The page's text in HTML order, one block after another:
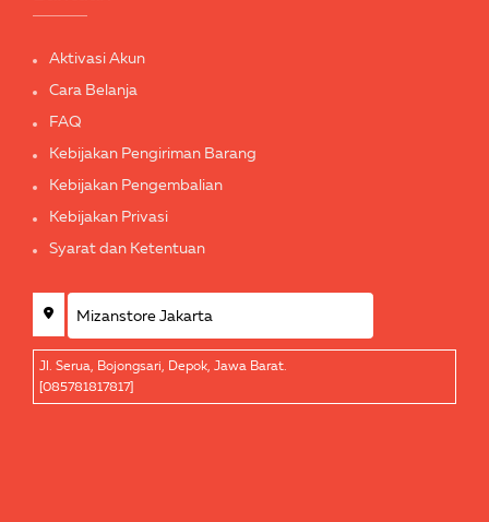
Aktivasi Akun
Cara Belanja
FAQ
Kebijakan Pengiriman Barang
Kebijakan Pengembalian
Kebijakan Privasi
Syarat dan Ketentuan
Jl. Serua, Bojongsari, Depok, Jawa Barat.
[085781817817]